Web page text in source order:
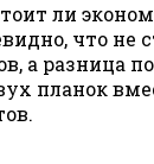
ли
что не
а разница
планок